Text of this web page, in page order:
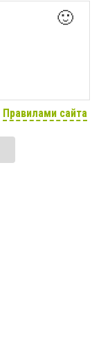
🙂
Правилами сайта